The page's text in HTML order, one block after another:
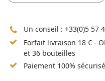
Un conseil : +33(0)5 57
Forfait livraison 18 € -
et 36 bouteilles
Paiement 100%